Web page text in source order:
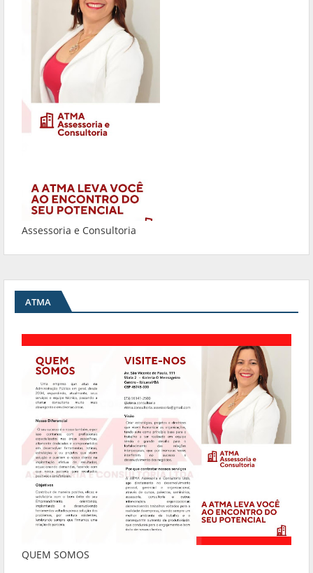
Assessoria e Consultoria
ATMA
QUEM SOMOS